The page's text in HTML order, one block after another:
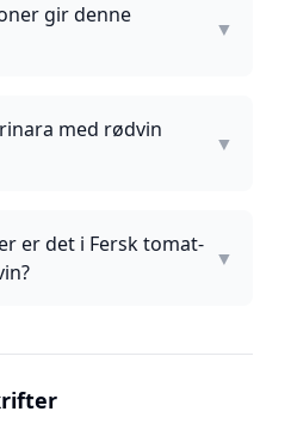
gir denne
▼
med rødvin
▼
er det i Fersk tomat-
▼